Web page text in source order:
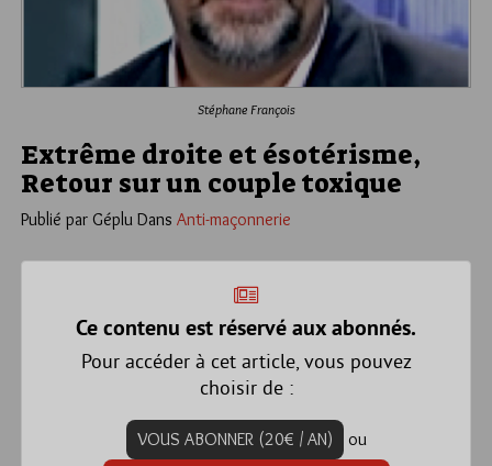
Stéphane François
Extrême droite et ésotérisme,
Retour sur un couple toxique
Publié par Géplu Dans Anti-maçonnerie
Ce contenu est réservé aux abonnés.
Pour accéder à cet article, vous pouvez
choisir de :
VOUS ABONNER (20€ / AN)
ou